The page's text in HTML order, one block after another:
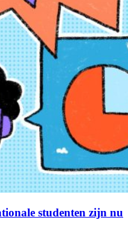
studenten zijn nu